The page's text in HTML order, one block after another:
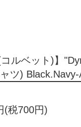
コルベット)】
ツ)
(税700円)